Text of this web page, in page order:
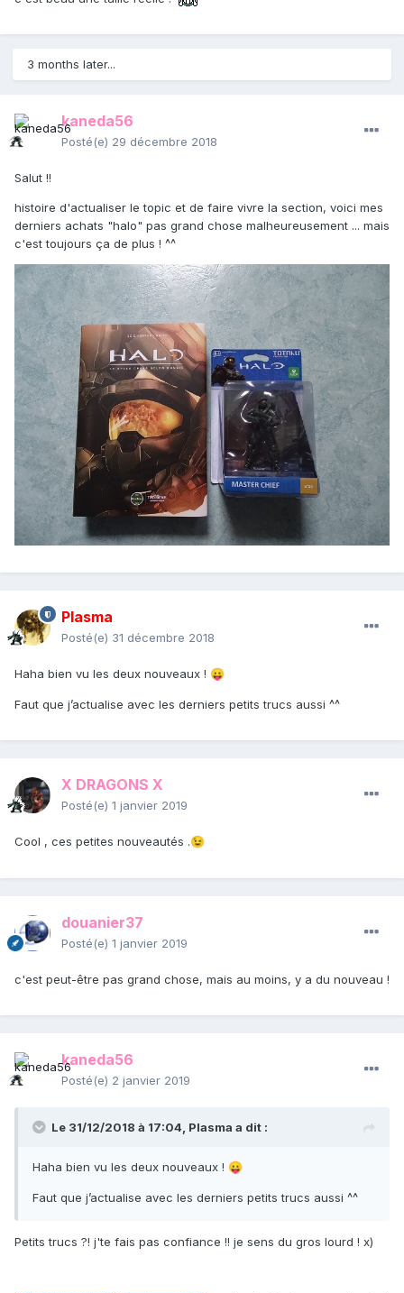
3 months later...
kaneda56
Posté(e) 29 décembre 2018
Salut !!
histoire d'actualiser le topic et de faire vivre la section, voici mes
derniers achats "halo" pas grand chose malheureusement ... mais
c'est toujours ça de plus ! ^^
Plasma
Posté(e) 31 décembre 2018
Haha bien vu les deux nouveaux ! 😛
Faut que j’actualise avec les derniers petits trucs aussi ^^
X DRAGONS X
Posté(e) 1 janvier 2019
Cool , ces petites nouveautés .😉
douanier37
Posté(e) 1 janvier 2019
c'est peut-être pas grand chose, mais au moins, y a du nouveau !
kaneda56
Posté(e) 2 janvier 2019
Le 31/12/2018 à 17:04, Plasma a dit :
Haha bien vu les deux nouveaux ! 😛
Faut que j’actualise avec les derniers petits trucs aussi ^^
Petits trucs ?! j'te fais pas confiance !! je sens du gros lourd ! x)